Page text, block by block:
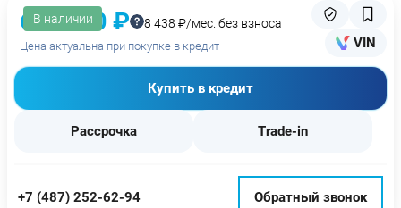
В наличии
669 000 ₽ 8 438 ₽/мес. без взноса
Цена актуальна при покупке в кредит VIN
Купить в кредит
Рассрочка Trade-in
+7 (487) 252-62-94 Обратный звонок